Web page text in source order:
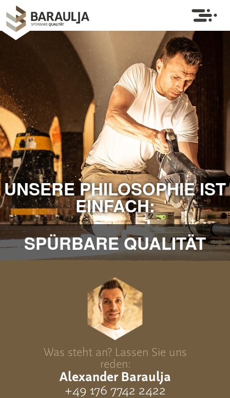
UNSERE PHILOSOPHIE IST
EINFACH:
SPÜRBARE QUALITÄT
Was steht an? Lassen Sie uns
reden:
Alexander Baraulja
+49 176 7742 2422